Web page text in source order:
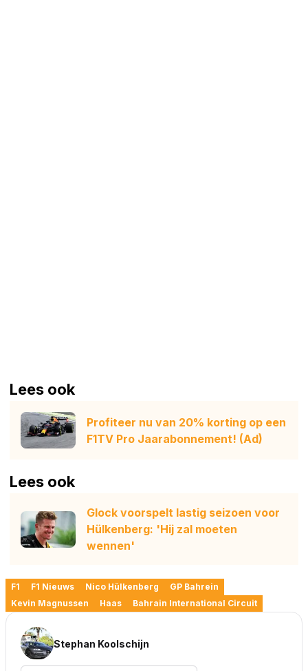
Lees ook
Profiteer nu van 20% korting op een
F1TV Pro Jaarabonnement! (Ad)
Lees ook
Glock voorspelt lastig seizoen voor
Hülkenberg: 'Hij zal moeten
wennen'
F1 F1 Nieuws Nico Hülkenberg
GP Bahrein
Kevin Magnussen
Haas Bahrain International Circuit
Stephan Koolschijn